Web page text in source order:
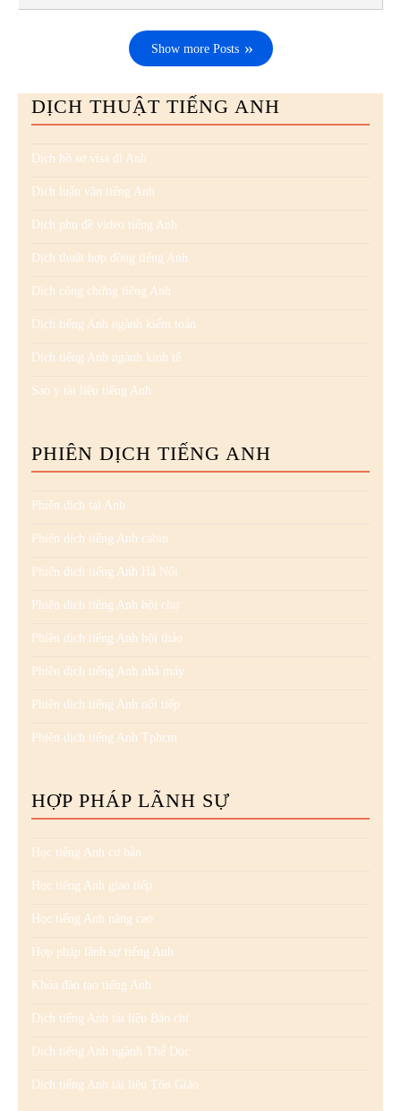
Show more Posts
DỊCH THUẬT TIẾNG ANH
Dịch hồ sơ visa đi Anh
Dịch luận văn tiếng Anh
Dịch phụ đề video tiếng Anh
Dịch thuật hợp đồng tiếng Anh
Dịch công chứng tiếng Anh
Dịch tiếng Anh ngành kiểm toán
Dịch tiếng Anh ngành kinh tế
Sao y tài liệu tiếng Anh
PHIÊN DỊCH TIẾNG ANH
Phiên dịch tại Anh
Phiên dịch tiếng Anh cabin
Phiên dịch tiếng Anh Hà Nội
Phiên dịch tiếng Anh hội chợ
Phiên dịch tiếng Anh hội thảo
Phiên dịch tiếng Anh nhà máy
Phiên dịch tiếng Anh nối tiếp
Phiên dịch tiếng Anh Tphcm
HỢP PHÁP LÃNH SỰ
Học tiếng Anh cơ bản
Học tiếng Anh giao tiếp
Học tiếng Anh nâng cao
Hợp pháp lãnh sự tiếng Anh
Khóa đào tạo tiếng Anh
Dịch tiếng Anh tài liệu Báo chí
Dịch tiếng Anh ngành Thể Dục
Dịch tiếng Anh tài liệu Tôn Giáo